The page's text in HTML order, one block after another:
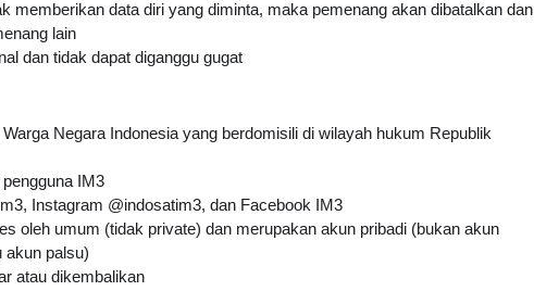
memberikan data diri yang diminta, maka pemenang akan dibatalkan dan
lain
dan tidak dapat diganggu gugat
Negara Indonesia yang berdomisili di wilayah hukum Republik
IM3
Instagram @indosatim3, dan Facebook IM3
oleh umum (tidak private) dan merupakan akun pribadi (bukan akun
akun palsu)
atau dikembalikan